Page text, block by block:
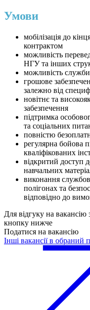
Умови
мобілізація до
контрактом
можливість
НГУ та інших
можливість
грошове
залежно від
новітнє та
забезпечення
підтримка
та соціальних
повністю
регулярна бойова
кваліфікованих
відкритий доступ
навчальних
виконання
полігонах та
відповідно до
Для відгуку на
кнопку нижче
Податися на вакансію
Інші вакансії в обраний